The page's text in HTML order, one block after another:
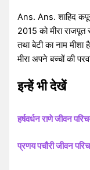
Ans. Ans. शाहिद कपूर
2015 को मीरा
तथा बेटी का नाम
मीरा अपने बच्चों की
इन्हें भी देखें
हर्षवर्धन राणे जीवन
प्रणय पचौरी जीवन